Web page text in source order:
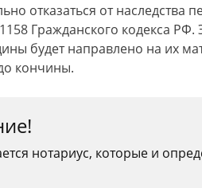
отказаться от наследства
Гражданского кодекса
будет направлено на их
кончины.
нотариус, которые и